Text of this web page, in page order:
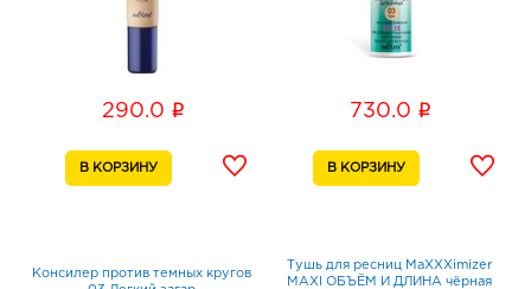
290.0 i 730.0 i
Консилер против темных кругов
Тушь для ресниц MaXXXimizer
MAХI ОБЪЁМ И ДЛИНА чёрная